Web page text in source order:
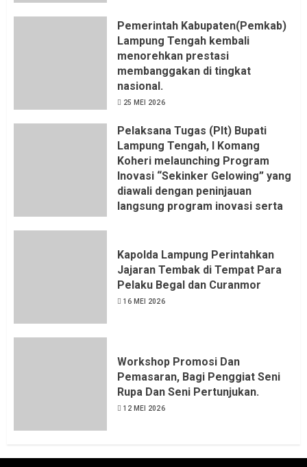
Pemerintah Kabupaten(Pemkab)
Lampung Tengah kembali
menorehkan prestasi
membanggakan di tingkat
nasional.
25 MEI 2026
Pelaksana Tugas (Plt) Bupati
Lampung Tengah, I Komang
Koheri melaunching Program
Inovasi “Sekinker Gelowing” yang
diawali dengan peninjauan
langsung program inovasi serta
Bandar Jaya Barat, Kecamatan
Terbanggi Besar, Rabu
(20/05/2026).
21 MEI 2026
Kapolda Lampung Perintahkan
Jajaran Tembak di Tempat Para
Pelaku Begal dan Curanmor
16 MEI 2026
Workshop Promosi Dan
Pemasaran, Bagi Penggiat Seni
Rupa Dan Seni Pertunjukan.
12 MEI 2026